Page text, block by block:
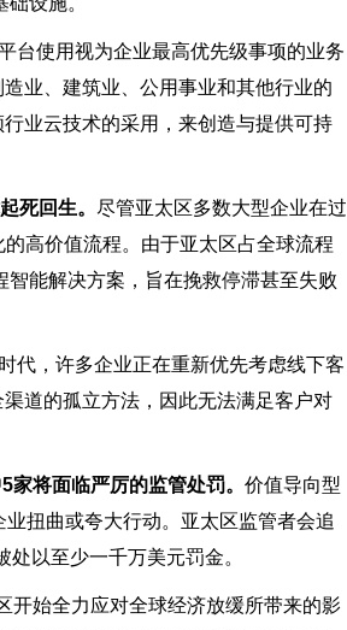
台使用视为企业最高优先级事项的业务
业、建筑业、公用事业和其他行业的
业云技术的采用，来创造与提供可持
死回生。 尽管亚太区多数大型企业在过
高价值流程。由于亚太区占全球流程
能解决方案，旨在挽救停滞甚至失败
代，许多企业正在重新优先考虑线下客
道的孤立方法，因此无法满足客户对
将面临严厉的监管处罚。 价值导向型
扭曲或夸大行动。亚太区监管者会追
以至少一千万美元罚金。
始全力应对全球经济放缓所带来的影